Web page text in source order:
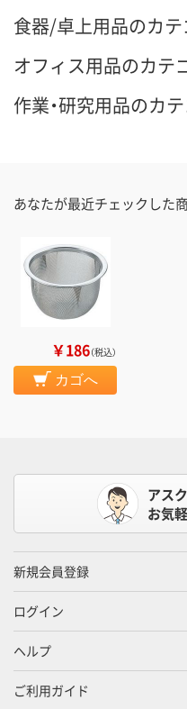
食器/卓上用品のカテ
オフィス用品のカテ
作業・研究用品のカ
あなたが最近チェックした
￥186（税込）
カゴへ
アス
お気
新規会員登録
ログイン
ヘルプ
ご利用ガイド